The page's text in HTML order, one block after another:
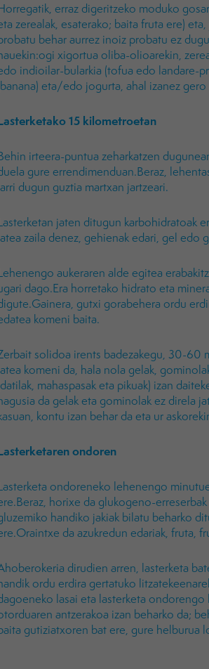
erraz digeritzeko moduko
zerealak, esaterako; baita fruta ere)
behar aurrez inoiz probatu ez
xigortua oliba-olioarekin,
indioilar-bularkia (tofua edo landare-
eta/edo jogurta, ahal izanez
15 kilometroetan
irteera-puntua zeharkatzen
gure errendimenduan.Beraz,
dugun guztia martxan jartzeari.
jaten ditugun karbohidratoak
zaila denez, gehienak edari, gel edo
aukeraren alde egitea
dago.Era horretako hidrato eta
gutxi gorabehera ordu
komeni baita.
solidoa irents badezakegu, 30-60
komeni da, hala nola gelak,
mahaspasak eta pikuak) izan
da gelak eta gominolak ez direla
kontu izan behar da eta ur
ondoren
ondoreneko lehenengo
horixe da glukogeno-
handiko jakiak bilatu beharko
da azukredun edariak, fruta,
dirudien arren, lasterketa
ordu erdira gertatuko
lasai eta lasterketa
antzerakoa izan beharko da;
gutiziatxoren bat ere, gure helburua